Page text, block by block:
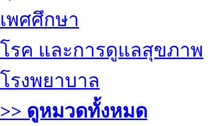
เพศศึกษา
โรค และการดูแลสุขภาพ
โรงพยาบาล
>> ดูหมวดทั้งหมด